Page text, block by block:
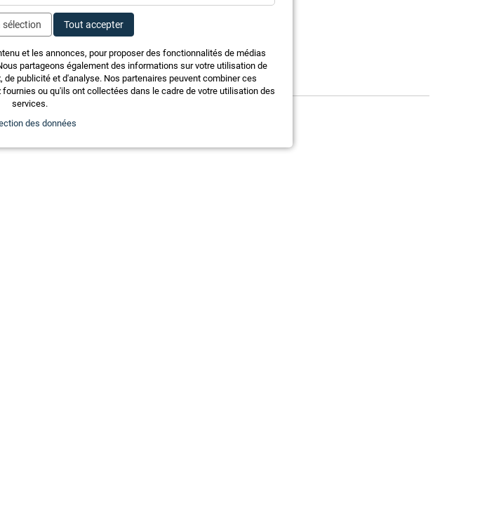
sélection Tout accepter
et les annonces, pour proposer des fonctionnalités de médias
partageons également des informations sur votre utilisation de
publicité et d'analyse. Nos partenaires peuvent combiner ces
ou qu'ils ont collectées dans le cadre de votre utilisation des
services.
des données